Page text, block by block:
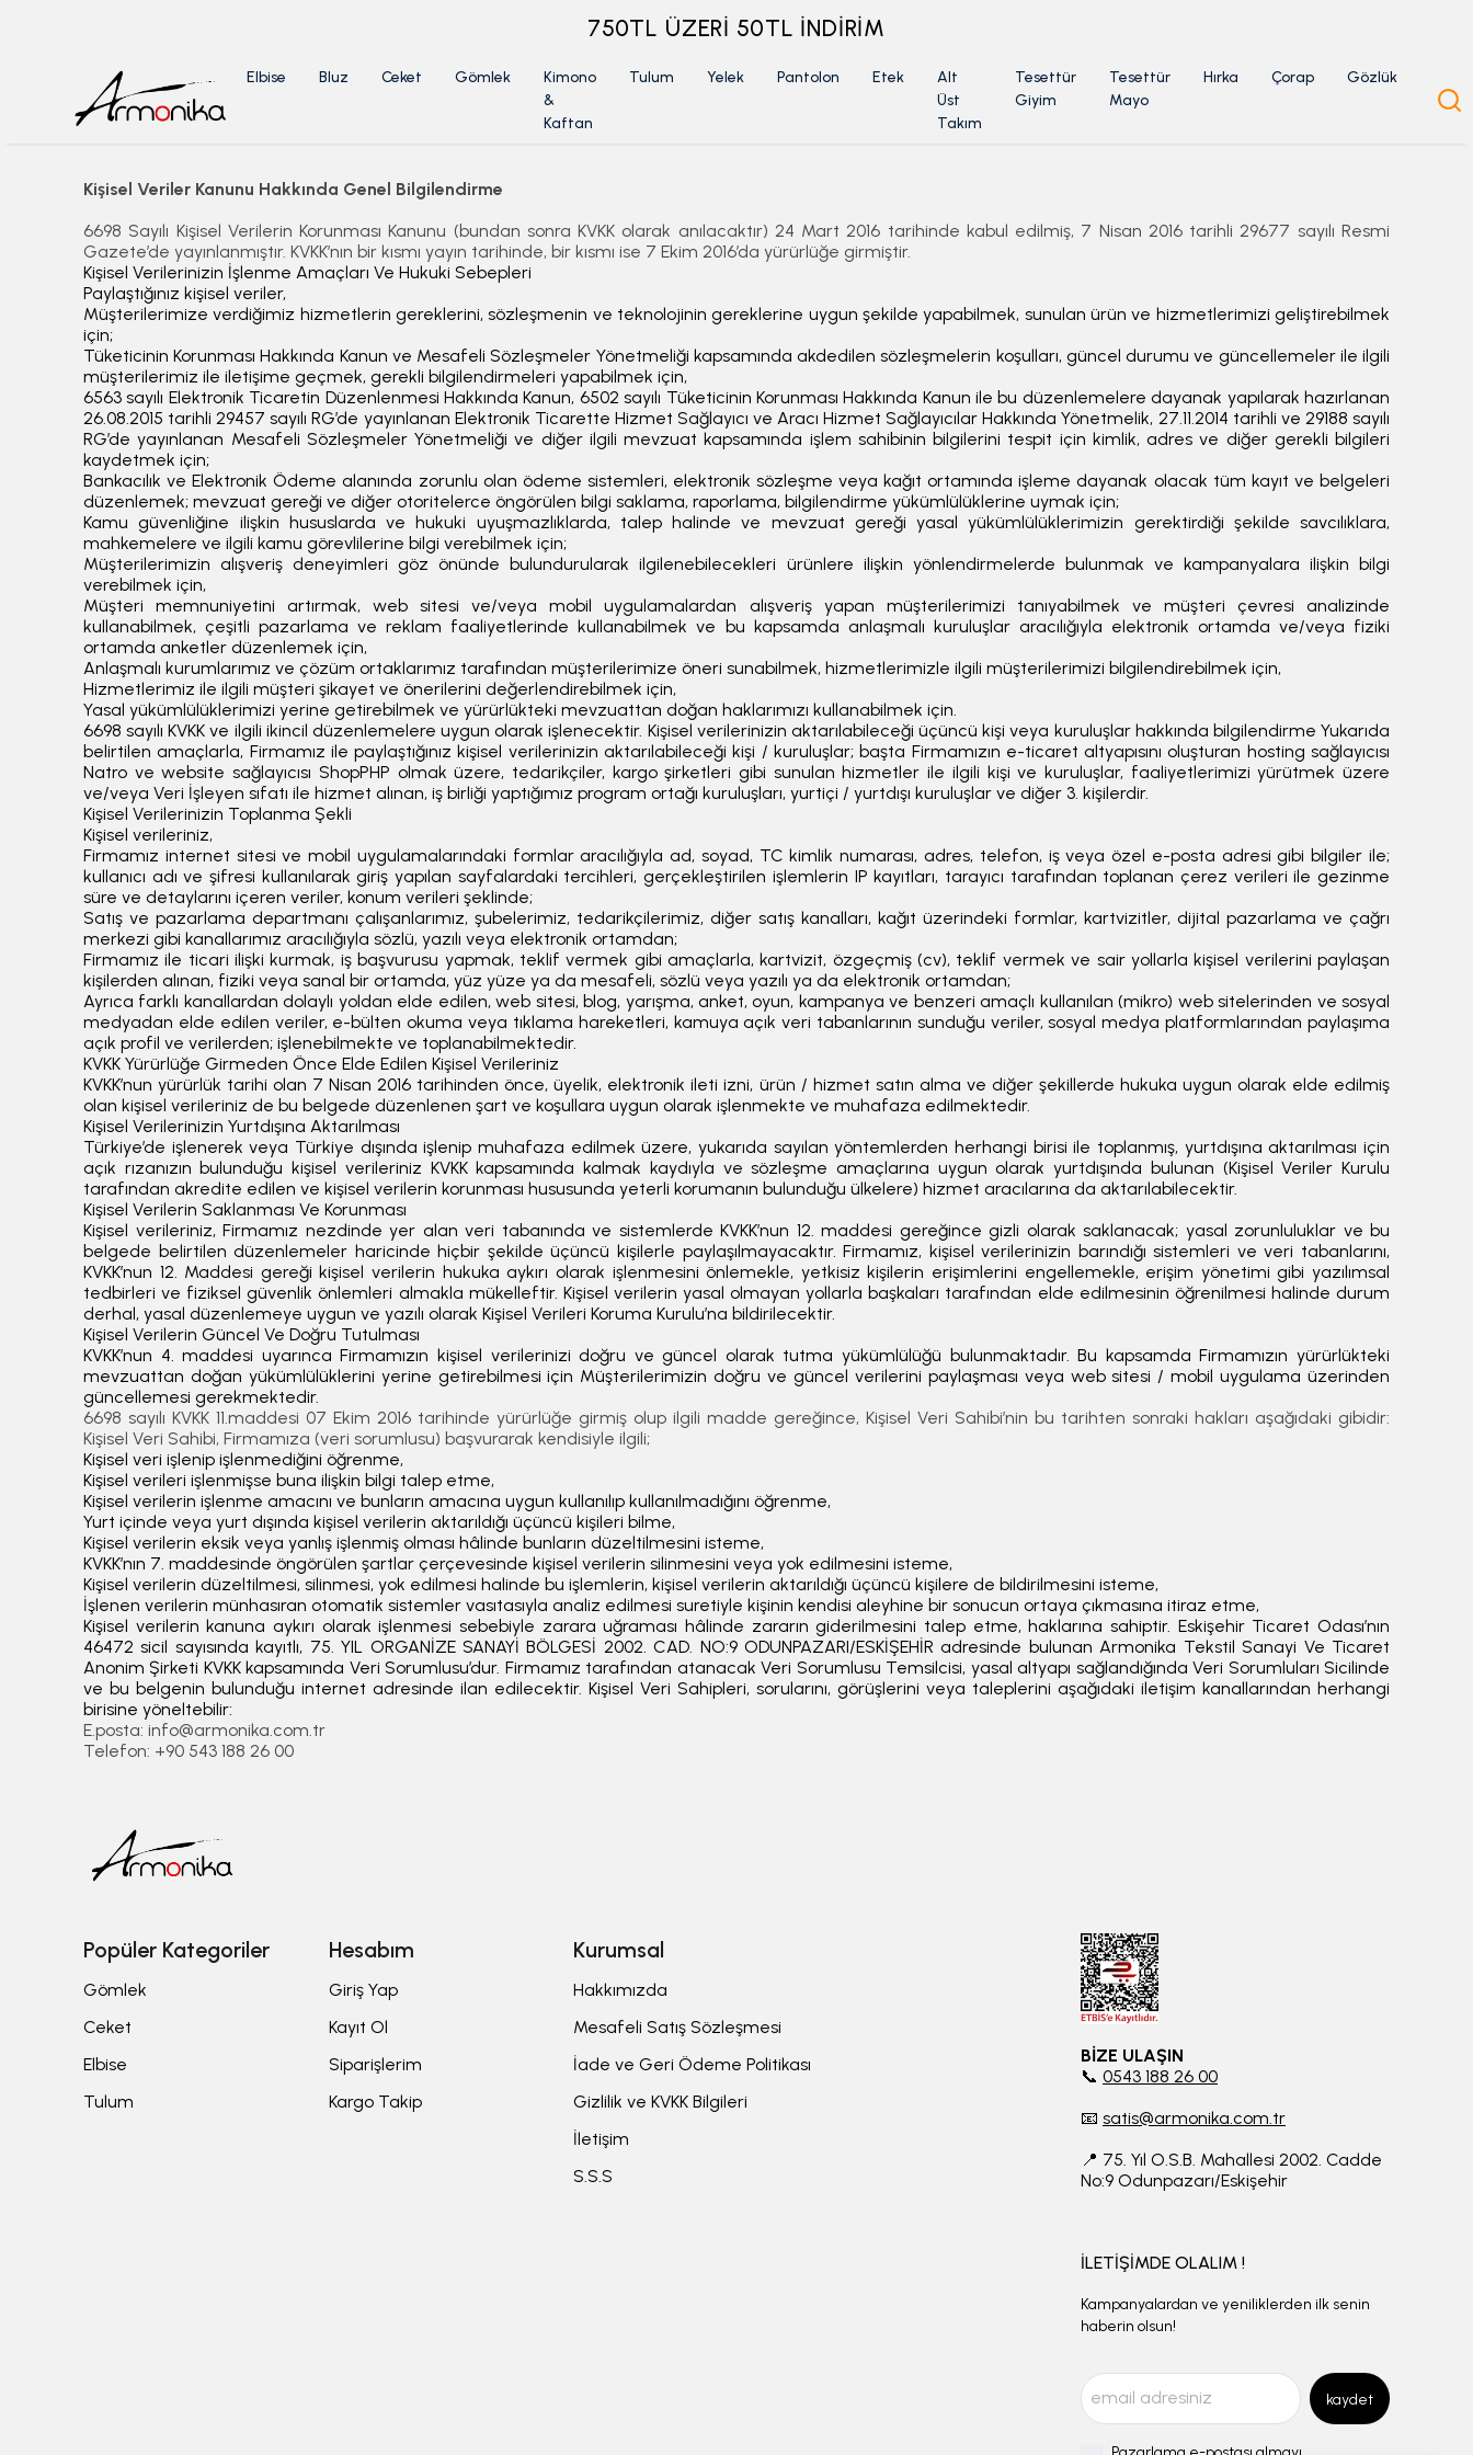
750TL ÜZERİ 50TL İNDİRİM
Elbise Bluz Ceket Gömlek
Kimono
&
Kaftan
Tulum Yelek Pantolon Etek
Alt
Üst
Takım
Tesettür
Giyim
Tesettür
Mayo
Hırka Çorap Gözlük
Kişisel Veriler Kanunu Hakkında Genel Bilgilendirme
6698 Sayılı Kişisel Verilerin Korunması Kanunu (bundan sonra KVKK olarak anılacaktır) 24 Mart 2016 tarihinde kabul edilmiş, 7 Nisan 2016 tarihli 29677 sayılı Resmi
Gazete’de yayınlanmıştır. KVKK’nın bir kısmı yayın tarihinde, bir kısmı ise 7 Ekim 2016’da yürürlüğe girmiştir.
Kişisel Verilerinizin İşlenme Amaçları Ve Hukuki Sebepleri
Paylaştığınız kişisel veriler,
Müşterilerimize verdiğimiz hizmetlerin gereklerini, sözleşmenin ve teknolojinin gereklerine uygun şekilde yapabilmek, sunulan ürün ve hizmetlerimizi geliştirebilmek
için;
Tüketicinin Korunması Hakkında Kanun ve Mesafeli Sözleşmeler Yönetmeliği kapsamında akdedilen sözleşmelerin koşulları, güncel durumu ve güncellemeler ile ilgili
müşterilerimiz ile iletişime geçmek, gerekli bilgilendirmeleri yapabilmek için,
6563 sayılı Elektronik Ticaretin Düzenlenmesi Hakkında Kanun, 6502 sayılı Tüketicinin Korunması Hakkında Kanun ile bu düzenlemelere dayanak yapılarak hazırlanan
26.08.2015 tarihli 29457 sayılı RG’de yayınlanan Elektronik Ticarette Hizmet Sağlayıcı ve Aracı Hizmet Sağlayıcılar Hakkında Yönetmelik, 27.11.2014 tarihli ve 29188 sayılı
RG’de yayınlanan Mesafeli Sözleşmeler Yönetmeliği ve diğer ilgili mevzuat kapsamında işlem sahibinin bilgilerini tespit için kimlik, adres ve diğer gerekli bilgileri
kaydetmek için;
Bankacılık ve Elektronik Ödeme alanında zorunlu olan ödeme sistemleri, elektronik sözleşme veya kağıt ortamında işleme dayanak olacak tüm kayıt ve belgeleri
düzenlemek; mevzuat gereği ve diğer otoritelerce öngörülen bilgi saklama, raporlama, bilgilendirme yükümlülüklerine uymak için;
Kamu güvenliğine ilişkin hususlarda ve hukuki uyuşmazlıklarda, talep halinde ve mevzuat gereği yasal yükümlülüklerimizin gerektirdiği şekilde savcılıklara,
mahkemelere ve ilgili kamu görevlilerine bilgi verebilmek için;
Müşterilerimizin alışveriş deneyimleri göz önünde bulundurularak ilgilenebilecekleri ürünlere ilişkin yönlendirmelerde bulunmak ve kampanyalara ilişkin bilgi
verebilmek için,
Müşteri memnuniyetini artırmak, web sitesi ve/veya mobil uygulamalardan alışveriş yapan müşterilerimizi tanıyabilmek ve müşteri çevresi analizinde
kullanabilmek, çeşitli pazarlama ve reklam faaliyetlerinde kullanabilmek ve bu kapsamda anlaşmalı kuruluşlar aracılığıyla elektronik ortamda ve/veya fiziki
ortamda anketler düzenlemek için,
Anlaşmalı kurumlarımız ve çözüm ortaklarımız tarafından müşterilerimize öneri sunabilmek, hizmetlerimizle ilgili müşterilerimizi bilgilendirebilmek için,
Hizmetlerimiz ile ilgili müşteri şikayet ve önerilerini değerlendirebilmek için,
Yasal yükümlülüklerimizi yerine getirebilmek ve yürürlükteki mevzuattan doğan haklarımızı kullanabilmek için.
6698 sayılı KVKK ve ilgili ikincil düzenlemelere uygun olarak işlenecektir. Kişisel verilerinizin aktarılabileceği üçüncü kişi veya kuruluşlar hakkında bilgilendirme Yukarıda
belirtilen amaçlarla, Firmamız ile paylaştığınız kişisel verilerinizin aktarılabileceği kişi / kuruluşlar; başta Firmamızın e-ticaret altyapısını oluşturan hosting sağlayıcısı
Natro ve website sağlayıcısı ShopPHP olmak üzere, tedarikçiler, kargo şirketleri gibi sunulan hizmetler ile ilgili kişi ve kuruluşlar, faaliyetlerimizi yürütmek üzere
ve/veya Veri İşleyen sıfatı ile hizmet alınan, iş birliği yaptığımız program ortağı kuruluşları, yurtiçi / yurtdışı kuruluşlar ve diğer 3. kişilerdir.
Kişisel Verilerinizin Toplanma Şekli
Kişisel verileriniz,
Firmamız internet sitesi ve mobil uygulamalarındaki formlar aracılığıyla ad, soyad, TC kimlik numarası, adres, telefon, iş veya özel e-posta adresi gibi bilgiler ile;
kullanıcı adı ve şifresi kullanılarak giriş yapılan sayfalardaki tercihleri, gerçekleştirilen işlemlerin IP kayıtları, tarayıcı tarafından toplanan çerez verileri ile gezinme
süre ve detaylarını içeren veriler, konum verileri şeklinde;
Satış ve pazarlama departmanı çalışanlarımız, şubelerimiz, tedarikçilerimiz, diğer satış kanalları, kağıt üzerindeki formlar, kartvizitler, dijital pazarlama ve çağrı
merkezi gibi kanallarımız aracılığıyla sözlü, yazılı veya elektronik ortamdan;
Firmamız ile ticari ilişki kurmak, iş başvurusu yapmak, teklif vermek gibi amaçlarla, kartvizit, özgeçmiş (cv), teklif vermek ve sair yollarla kişisel verilerini paylaşan
kişilerden alınan, fiziki veya sanal bir ortamda, yüz yüze ya da mesafeli, sözlü veya yazılı ya da elektronik ortamdan;
Ayrıca farklı kanallardan dolaylı yoldan elde edilen, web sitesi, blog, yarışma, anket, oyun, kampanya ve benzeri amaçlı kullanılan (mikro) web sitelerinden ve sosyal
medyadan elde edilen veriler, e-bülten okuma veya tıklama hareketleri, kamuya açık veri tabanlarının sunduğu veriler, sosyal medya platformlarından paylaşıma
açık profil ve verilerden; işlenebilmekte ve toplanabilmektedir.
KVKK Yürürlüğe Girmeden Önce Elde Edilen Kişisel Verileriniz
KVKK’nun yürürlük tarihi olan 7 Nisan 2016 tarihinden önce, üyelik, elektronik ileti izni, ürün / hizmet satın alma ve diğer şekillerde hukuka uygun olarak elde edilmiş
olan kişisel verileriniz de bu belgede düzenlenen şart ve koşullara uygun olarak işlenmekte ve muhafaza edilmektedir.
Kişisel Verilerinizin Yurtdışına Aktarılması
Türkiye’de işlenerek veya Türkiye dışında işlenip muhafaza edilmek üzere, yukarıda sayılan yöntemlerden herhangi birisi ile toplanmış, yurtdışına aktarılması için
açık rızanızın bulunduğu kişisel verileriniz KVKK kapsamında kalmak kaydıyla ve sözleşme amaçlarına uygun olarak yurtdışında bulunan (Kişisel Veriler Kurulu
tarafından akredite edilen ve kişisel verilerin korunması hususunda yeterli korumanın bulunduğu ülkelere) hizmet aracılarına da aktarılabilecektir.
Kişisel Verilerin Saklanması Ve Korunması
Kişisel verileriniz, Firmamız nezdinde yer alan veri tabanında ve sistemlerde KVKK’nun 12. maddesi gereğince gizli olarak saklanacak; yasal zorunluluklar ve bu
belgede belirtilen düzenlemeler haricinde hiçbir şekilde üçüncü kişilerle paylaşılmayacaktır. Firmamız, kişisel verilerinizin barındığı sistemleri ve veri tabanlarını,
KVKK’nun 12. Maddesi gereği kişisel verilerin hukuka aykırı olarak işlenmesini önlemekle, yetkisiz kişilerin erişimlerini engellemekle, erişim yönetimi gibi yazılımsal
tedbirleri ve fiziksel güvenlik önlemleri almakla mükelleftir. Kişisel verilerin yasal olmayan yollarla başkaları tarafından elde edilmesinin öğrenilmesi halinde durum
derhal, yasal düzenlemeye uygun ve yazılı olarak Kişisel Verileri Koruma Kurulu’na bildirilecektir.
Kişisel Verilerin Güncel Ve Doğru Tutulması
KVKK’nun 4. maddesi uyarınca Firmamızın kişisel verilerinizi doğru ve güncel olarak tutma yükümlülüğü bulunmaktadır. Bu kapsamda Firmamızın yürürlükteki
mevzuattan doğan yükümlülüklerini yerine getirebilmesi için Müşterilerimizin doğru ve güncel verilerini paylaşması veya web sitesi / mobil uygulama üzerinden
güncellemesi gerekmektedir.
6698 sayılı KVKK 11.maddesi 07 Ekim 2016 tarihinde yürürlüğe girmiş olup ilgili madde gereğince, Kişisel Veri Sahibi’nin bu tarihten sonraki hakları aşağıdaki gibidir:
Kişisel Veri Sahibi, Firmamıza (veri sorumlusu) başvurarak kendisiyle ilgili;
Kişisel veri işlenip işlenmediğini öğrenme,
Kişisel verileri işlenmişse buna ilişkin bilgi talep etme,
Kişisel verilerin işlenme amacını ve bunların amacına uygun kullanılıp kullanılmadığını öğrenme,
Yurt içinde veya yurt dışında kişisel verilerin aktarıldığı üçüncü kişileri bilme,
Kişisel verilerin eksik veya yanlış işlenmiş olması hâlinde bunların düzeltilmesini isteme,
KVKK’nın 7. maddesinde öngörülen şartlar çerçevesinde kişisel verilerin silinmesini veya yok edilmesini isteme,
Kişisel verilerin düzeltilmesi, silinmesi, yok edilmesi halinde bu işlemlerin, kişisel verilerin aktarıldığı üçüncü kişilere de bildirilmesini isteme,
İşlenen verilerin münhasıran otomatik sistemler vasıtasıyla analiz edilmesi suretiyle kişinin kendisi aleyhine bir sonucun ortaya çıkmasına itiraz etme,
Kişisel verilerin kanuna aykırı olarak işlenmesi sebebiyle zarara uğraması hâlinde zararın giderilmesini talep etme, haklarına sahiptir. Eskişehir Ticaret Odası’nın
46472 sicil sayısında kayıtlı, 75. YIL ORGANİZE SANAYİ BÖLGESİ 2002. CAD. NO:9 ODUNPAZARI/ESKİŞEHİR adresinde bulunan Armonika Tekstil Sanayi Ve Ticaret
Anonim Şirketi KVKK kapsamında Veri Sorumlusu’dur. Firmamız tarafından atanacak Veri Sorumlusu Temsilcisi, yasal altyapı sağlandığında Veri Sorumluları Sicilinde
ve bu belgenin bulunduğu internet adresinde ilan edilecektir. Kişisel Veri Sahipleri, sorularını, görüşlerini veya taleplerini aşağıdaki iletişim kanallarından herhangi
birisine yöneltebilir:
E.posta: info@armonika.com.tr
Telefon: +90 543 188 26 00
Popüler Kategoriler
Gömlek
Ceket
Elbise
Tulum
Hesabım
Giriş Yap
Kayıt Ol
Siparişlerim
Kargo Takip
Kurumsal
Hakkımızda
Mesafeli Satış Sözleşmesi
İade ve Geri Ödeme Politikası
Gizlilik ve KVKK Bilgileri
İletişim
S.S.S
BİZE ULAŞIN
📞 0543 188 26 00
📧 satis@armonika.com.tr
📍 75. Yıl O.S.B. Mahallesi 2002. Cadde
No:9 Odunpazarı/Eskişehir
İLETİŞİMDE OLALIM !
Kampanyalardan ve yeniliklerden ilk senin
haberin olsun!
kaydet